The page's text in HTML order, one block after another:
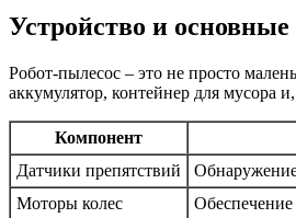
Устройство и
Робот-пылесос – это не просто
аккумулятор, контейнер для мусора
Компонент
Датчики препятствий
Моторы колес